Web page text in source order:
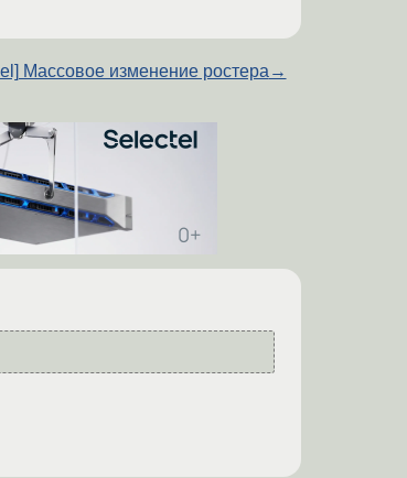
Массовое изменение ростера →